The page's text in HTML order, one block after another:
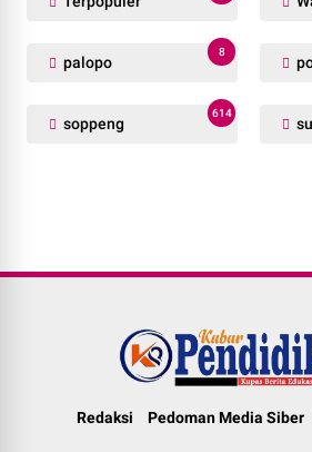
palopo
8
soppeng
614
Redaksi Pedoman Media Siber